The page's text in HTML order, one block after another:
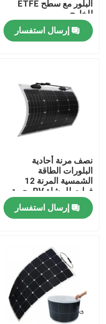
المنزل
فيديوهات
حولنا
جولة في المصنع
مراقبة الجودة
لوحة شمسية مرنة
بطانية شمسية قابلة للطي
شاحن البطاريات الشمسية
البلور مع سطح ETFE
للخارج
إرسال استفسار
نصف مرنة أحادية
البلورات الطاقة
الشمسية المرنة 12
فولت للمشاة RV بحرية
4wd
إرسال استفسار